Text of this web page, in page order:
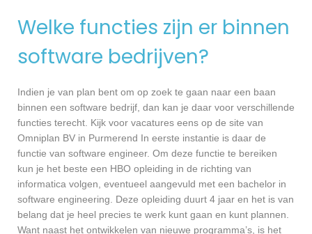
Welke functies zijn er binnen
software bedrijven?
Indien je van plan bent om op zoek te gaan naar een baan
binnen een software bedrijf, dan kan je daar voor verschillende
functies terecht. Kijk voor vacatures eens op de site van
Omniplan BV in Purmerend In eerste instantie is daar de
functie van software engineer. Om deze functie te bereiken
kun je het beste een HBO opleiding in de richting van
informatica volgen, eventueel aangevuld met een bachelor in
software engineering. Deze opleiding duurt 4 jaar en het is van
belang dat je heel precies te werk kunt gaan en kunt plannen.
Want naast het ontwikkelen van nieuwe programma’s, is het